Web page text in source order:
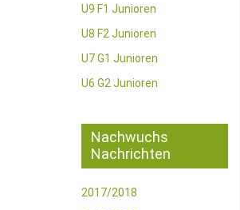
U9 F1 Junioren
U8 F2 Junioren
U7 G1 Junioren
U6 G2 Junioren
Nachwuchs
Nachrichten
2017/2018